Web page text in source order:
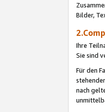
Bilder,
Ihre
Sie sind
Für den
nach